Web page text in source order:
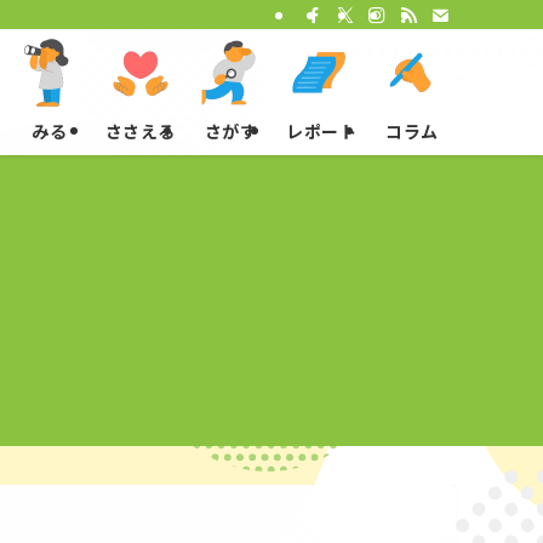
みる ささえる さがす レポート コラム